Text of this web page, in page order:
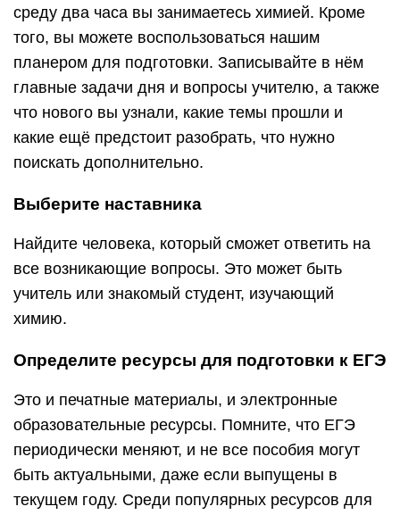
среду два часа вы занимаетесь химией. Кроме
того, вы можете воспользоваться нашим
планером для подготовки. Записывайте в нём
главные задачи дня и вопросы учителю, а также
что нового вы узнали, какие темы прошли и
какие ещё предстоит разобрать, что нужно
поискать дополнительно.
Выберите наставника
Найдите человека, который сможет ответить на
все возникающие вопросы. Это может быть
учитель или знакомый студент, изучающий
химию.
Определите ресурсы для подготовки к ЕГЭ
Это и печатные материалы, и электронные
образовательные ресурсы. Помните, что ЕГЭ
периодически меняют, и не все пособия могут
быть актуальными, даже если выпущены в
текущем году. Среди популярных ресурсов для